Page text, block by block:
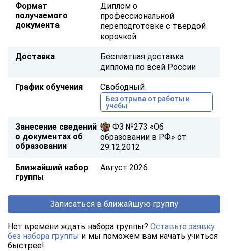
Формат
получаемого
документа
Диплом о
профессиональной
переподготовке с твердой
корочкой
Доставка
Бесплатная доставка
диплома по всей России
График обучения Свободный
Без отрыва от работы и
учебы
Занесение сведений
о документах об
образовании
ФЗ №273 «Об
образовании в РФ» от
29.12.2012
Ближайший набор
группы
Август 2026
Записаться в ближайшую группу
Нет времени ждать набора группы? Оставьте заявку
без набора группы и мы поможем вам начать учиться
быстрее!